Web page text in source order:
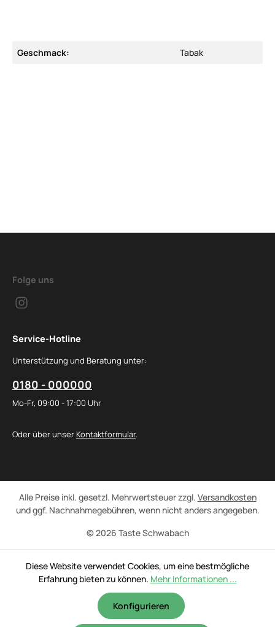
Geschmack: Tabak
Folge uns
Service-Hotline
Unterstützung und Beratung unter:
0180 - 000000
Mo-Fr, 09:00 - 17:00 Uhr
Oder über unser Kontaktformular.
© 2026 Taste Schwabach
Alle Preise inkl. gesetzl. Mehrwertsteuer zzgl. Versandkosten
und ggf. Nachnahmegebühren, wenn nicht anders angegeben.
Diese Website verwendet Cookies, um eine bestmögliche
Erfahrung bieten zu können. Mehr Informationen ...
Konfigurieren